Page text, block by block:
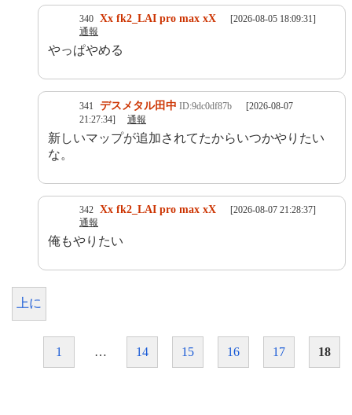
340 Xx fk2_LAI pro max xX
[2026-08-05 18:09:31]
通報
やっぱやめる
341 デスメタル田中 ID:9dc0df87b
[2026-08-07
21:27:34]
通報
新しいマップが追加されてたからいつかやりたい
な。
342 Xx fk2_LAI pro max xX
[2026-08-07 21:28:37]
通報
俺もやりたい
上に
1 … 14 15 16 17 18